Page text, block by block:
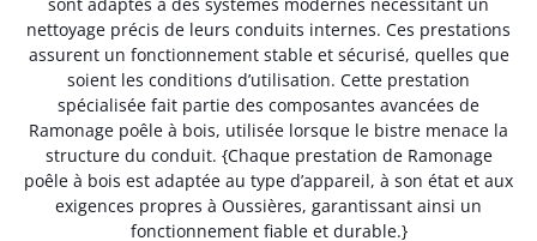
nettoyage précis de leurs conduits internes. Ces prestations
assurent un fonctionnement stable et sécurisé, quelles que
soient les conditions d’utilisation. Cette prestation
spécialisée fait partie des composantes avancées de
Ramonage poêle à bois, utilisée lorsque le bistre menace la
structure du conduit. {Chaque prestation de Ramonage
poêle à bois est adaptée au type d’appareil, à son état et aux
exigences propres à Oussières, garantissant ainsi un
fonctionnement fiable et durable.}